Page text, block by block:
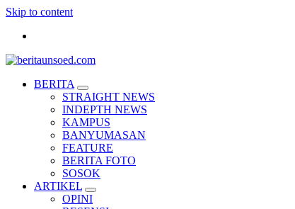
Skip to content
Pemandu Wawasan Almamater
BERITA
STRAIGHT NEWS
INDEPTH NEWS
KAMPUS
BANYUMASAN
FEATURE
BERITA FOTO
SOSOK
ARTIKEL
OPINI